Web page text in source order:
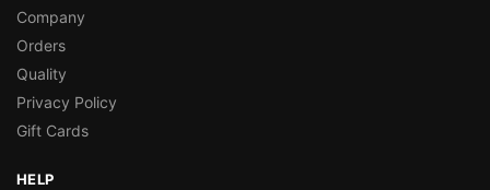
Company
Orders
Quality
Privacy Policy
Gift Cards
HELP